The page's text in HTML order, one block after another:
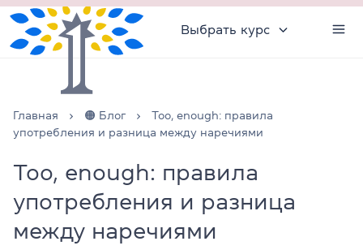
Выбрать курс
Главная 🟠 Блог
Too, enough: правила
употребления и разница между наречиями
Too, enough: правила
употребления и разница
между наречиями